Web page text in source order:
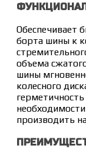
Обеспечивает
борта шины к
объема
шины
колесного
производить